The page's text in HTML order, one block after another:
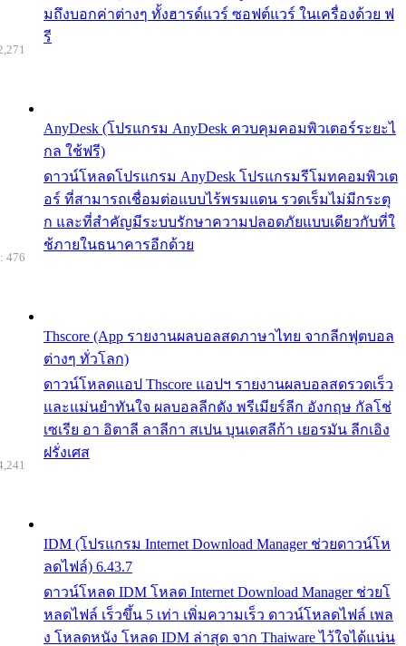
มถึงบอกค่าต่างๆ ทั้งฮารด์แวร์ ซอฟต์แวร์ ในเครื่องด้วย ฟ
รี
AnyDesk (โปรแกรม AnyDesk ควบคุมคอมพิวเตอร์ระยะไ
กล ใช้ฟรี)
ดาวน์โหลดโปรแกรม AnyDesk โปรแกรมรีโมทคอมพิวเต
อร์ ที่สามารถเชื่อมต่อแบบไร้พรมแดน รวดเร็มไม่มีกระตุ
ก และที่สำคัญมีระบบรักษาความปลอดภัยแบบเดียวกับที่ใ
ช้ภายในธนาคารอีกด้วย
Thscore (App รายงานผลบอลสดภาษาไทย จากลีกฟุตบอล
ต่างๆ ทั่วโลก)
ดาวน์โหลดแอป Thscore แอปฯ รายงานผลบอลสดรวดเร็ว
และแม่นยำทันใจ ผลบอลลีกดัง พรีเมียร์ลีก อังกฤษ กัลโช่
เซเรีย อา อิตาลี ลาลีกา สเปน บุนเดสลีก้า เยอรมัน ลีกเอิง
ฝรั่งเศส
476
IDM (โปรแกรม Internet Download Manager ช่วยดาวน์โห
ลดไฟล์) 6.43.7
ดาวน์โหลด IDM โหลด Internet Download Manager ช่วยโ
หลดไฟล์ เร็วขึ้น 5 เท่า เพิ่มความเร็ว ดาวน์โหลดไฟล์ เพล
ง โหลดหนัง โหลด IDM ล่าสุด จาก Thaiware ไว้ใจได้แน่น